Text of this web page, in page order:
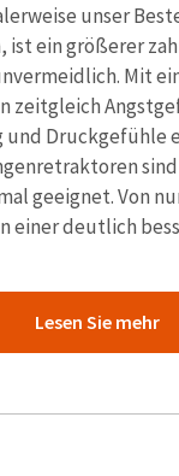
unser
ist ein größerer
Mit
zeitgleich
Druckgefühle
geeignet. Von
einer deutlich
Lesen Sie mehr